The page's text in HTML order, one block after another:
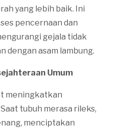
yang lebih baik. Ini
pencernaan dan
gejala tidak
dengan asam lambung.
Umum
meningkatkan
tubuh merasa rileks,
menciptakan